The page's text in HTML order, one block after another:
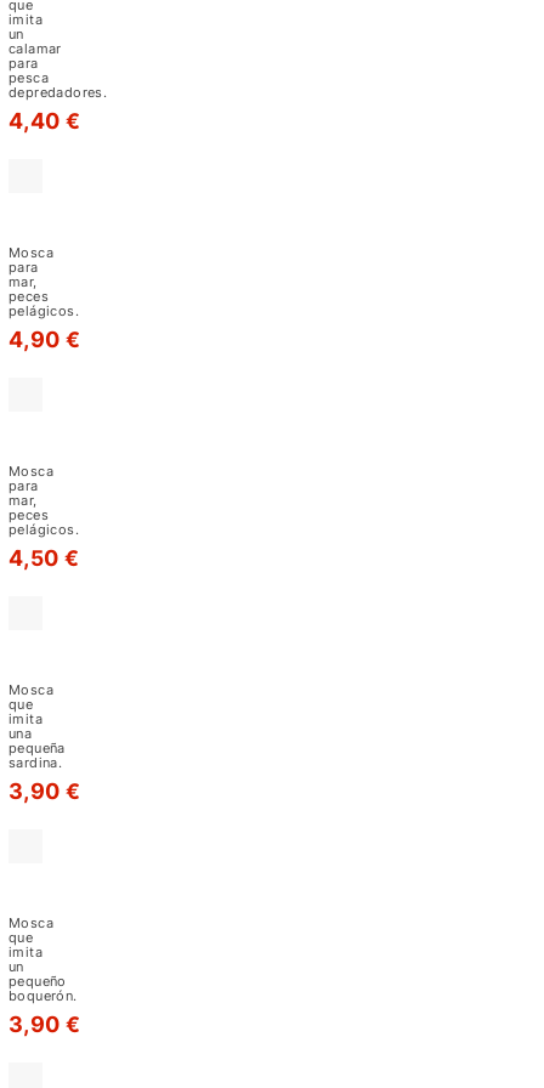
hechas
principalmente
con
materiales
sintéticos
el
Flashabou,
Kristal
Flash,
gran
número
utilizan
cola
principal
en
su
confección.
en
el
mar
nuestra
presa
M29
que
imita
un
calamar
para
pesca
depredadores.
4,40 €
yellow-
M21
Mosca
para
mar,
peces
pelágicos.
4,90 €
Blue/white-
M20
Mosca
para
mar,
peces
pelágicos.
4,50 €
Minnow
Green
-
M18
Mosca
que
imita
una
pequeña
sardina.
3,90 €
Minnow
Grey
-
M17
Mosca
que
imita
un
pequeño
boquerón.
3,90 €